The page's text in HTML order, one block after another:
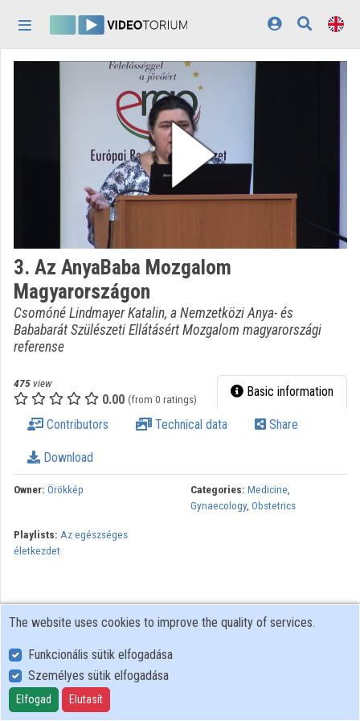
Organizations
Contributors
Appearance:light
3. Az AnyaBaba Mozgalom
Magyarországon
Csomóné Lindmayer Katalin, a Nemzetközi Anya- és
Bababarát Szülészeti Ellátásért Mozgalom magyarországi
referense
475 view
0.00 (from 0 ratings) Basic information
Contributors Technical data Share
Download
Owner: Örökkép Categories: Medicine,
Gynaecology, Obstetrics
Playlists: Az egészséges
életkezdet
User Policy
Adatkezelési tájékoztató (en)
Cookie Policy
The website uses cookies to improve the quality of services.
Funkcionális sütik elfogadása
Személyes sütik elfogadása
Elfogad Elutasít